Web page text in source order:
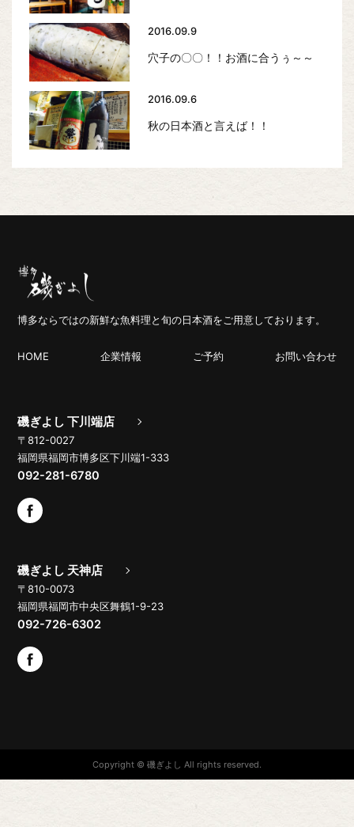
2016.09.9
穴子の〇〇！！お酒に合うぅ～～
2016.09.6
秋の日本酒と言えば！！
博多ならではの新鮮な魚料理と旬の日本酒をご用意しております。
HOME 企業情報 ご予約 お問い合わせ
磯ぎよし 下川端店
〒812-0027
福岡県福岡市博多区下川端1-333
092-281-6780
磯ぎよし 天神店
〒810-0073
福岡県福岡市中央区舞鶴1-9-23
092-726-6302
Copyright © 磯ぎよし All rights reserved.